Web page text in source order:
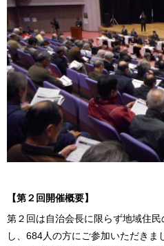
【第２回開催概要】
第２回は自治会長に限らず地域住
し、684人の方にご参加いただきま